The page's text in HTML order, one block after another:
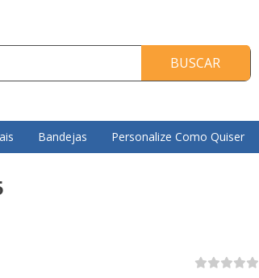
BUSCAR
Bandejas Personalize Como Quiser